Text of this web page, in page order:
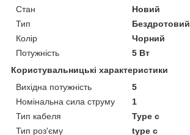
Стан
Новий
Тип
Бездротовий
Колір
Чорний
Потужність
5 Вт
Користувальницькі характеристики
Вихідна потужність
5
Номінальна сила струму
1
Тип кабеля
Type c
Тип роз'єму
type c